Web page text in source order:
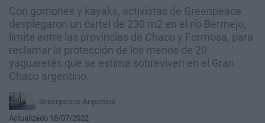
Con gomones y kayaks, activistas de Greenpeace
desplegaron un cartel de 230 m2 en el río Bermejo,
límite entre las provincias de Chaco y Formosa, para
reclamar la protección de los menos de 20
yaguaretés que se estima sobreviven en el Gran
Chaco argentino.
Greenpeace Argentina
Actualizado 18/07/2022